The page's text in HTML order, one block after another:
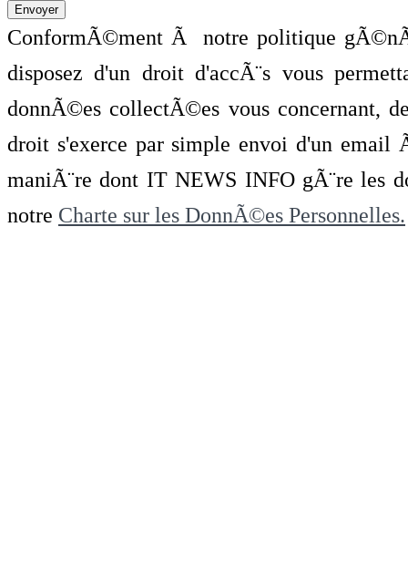
ConformÃ©ment Ã notre politique
disposez d'un droit d'accÃ¨s vous
donnÃ©es collectÃ©es vous concernant,
droit s'exerce par simple envoi d'un
maniÃ¨re dont IT NEWS INFO gÃ¨re les
notre Charte sur les DonnÃ©es Personnelles.